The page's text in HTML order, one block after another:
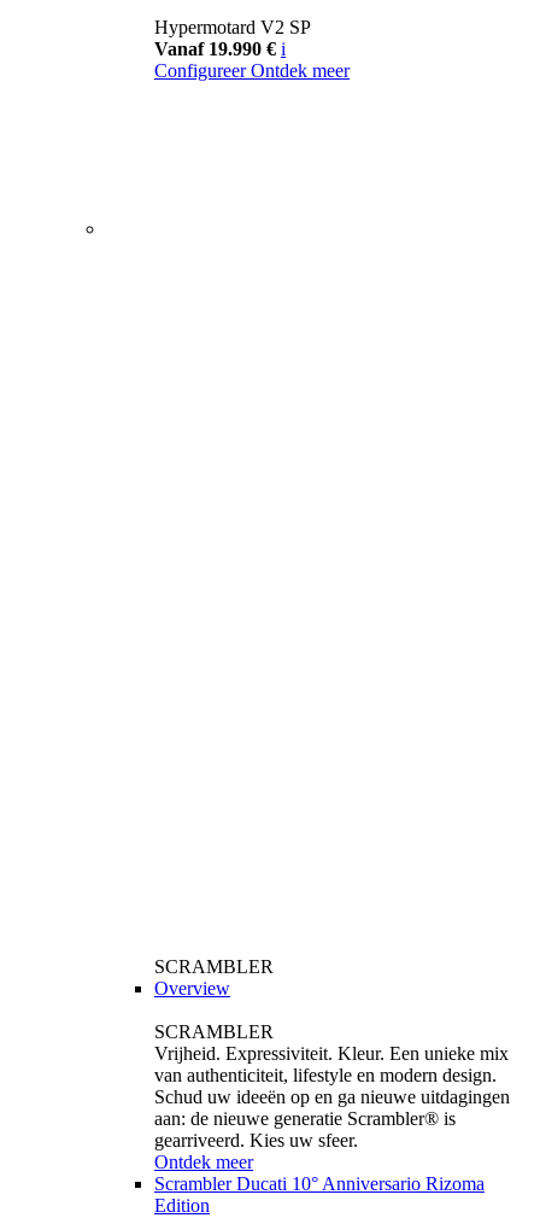
Hypermotard V2 SP
Vanaf 19.990 € i
Configureer Ontdek meer
SCRAMBLER
Overview
SCRAMBLER
Vrijheid. Expressiviteit. Kleur. Een unieke mix
van authenticiteit, lifestyle en modern design.
Schud uw ideeën op en ga nieuwe uitdagingen
aan: de nieuwe generatie Scrambler® is
gearriveerd. Kies uw sfeer.
Ontdek meer
Scrambler Ducati 10° Anniversario Rizoma
Edition